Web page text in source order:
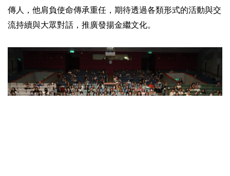
傳人，他肩負使命傳承重任，期待透過各類形式的活動與交
流持續與大眾對話，推廣發揚金繼文化。